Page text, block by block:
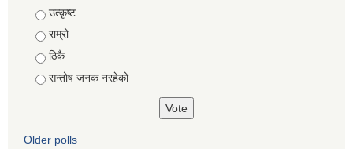
Choices
उत्कृष्ट
राम्रो
ठिकै
सन्तोष जनक नरहेको
Older polls